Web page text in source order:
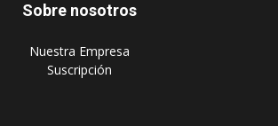
Sobre nosotros
‎Nuestra Empresa
‎Suscripción